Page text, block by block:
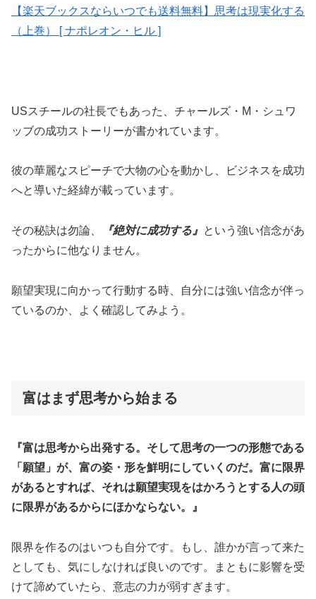
【楽天ブックスならいつでも送料無料】思考は現実化する
（上巻） [ ナポレオン・ヒル ]
USスチールの社長でもあった、チャールズ・M・シュワ
ッブの成功ストーリーが書かれています。
彼の華麗なスピーチで大物の心を動かし、ビジネスを成功
へと導いた経緯が載っています。
その秘訣は勿論、 『絶対に成功する』 という強い信念があ
ったからに他なりません。
願望実現に向かって行動する時、自分には強い信念が伴っ
ているのか、よく確認してみよう。
富はまず思考から始まる
『富は思考から出発する。そして思考の一つの形態である
「願望」が、富の姿・形を鮮明にしていくのだ。富に限界
があるとすれば、それは願望実現をはかろうとする人の頭
に限界があるからにほかならない。』
限界を作るのはいつも自分です。もし、誰かが言って来た
としても、気にしなければ良いのです。まともに影響を受
けて諦めていたら、意志の力が弱すぎます。